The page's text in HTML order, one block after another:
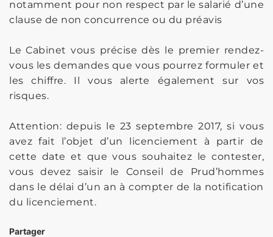
notamment pour non respect par le salarié d’une
clause de non concurrence ou du préavis
Le Cabinet vous précise dès le premier rendez-
vous les demandes que vous pourrez formuler et
les chiffre. Il vous alerte également sur vos
risques.
Attention: depuis le 23 septembre 2017, si vous
avez fait l’objet d’un licenciement à partir de
cette date et que vous souhaitez le contester,
vous devez saisir le Conseil de Prud’hommes
dans le délai d’un an à compter de la notification
du licenciement.
Partager